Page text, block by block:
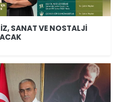
SANAT VE NOSTALJİ